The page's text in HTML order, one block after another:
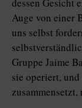
dessen Gesicht
Auge von einer
uns selbst
Gruppe Jaime
sie operiert,